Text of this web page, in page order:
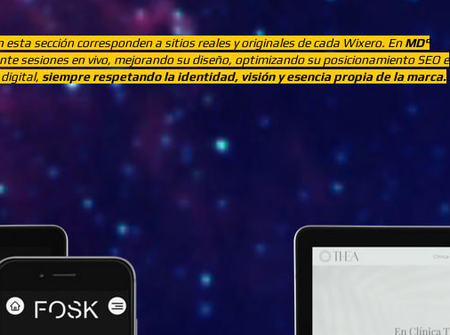
sección corresponden a sitios reales y originales de cada Wixero. EnMD°
sesiones en vivo, mejorando su diseño, optimizando su posicionamiento SEO e
siempre respetando la identidad, visión y esencia propia de la marca.